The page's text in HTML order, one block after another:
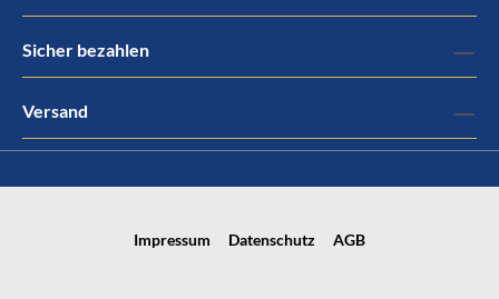
Sicher bezahlen
Versand
Impressum Datenschutz AGB